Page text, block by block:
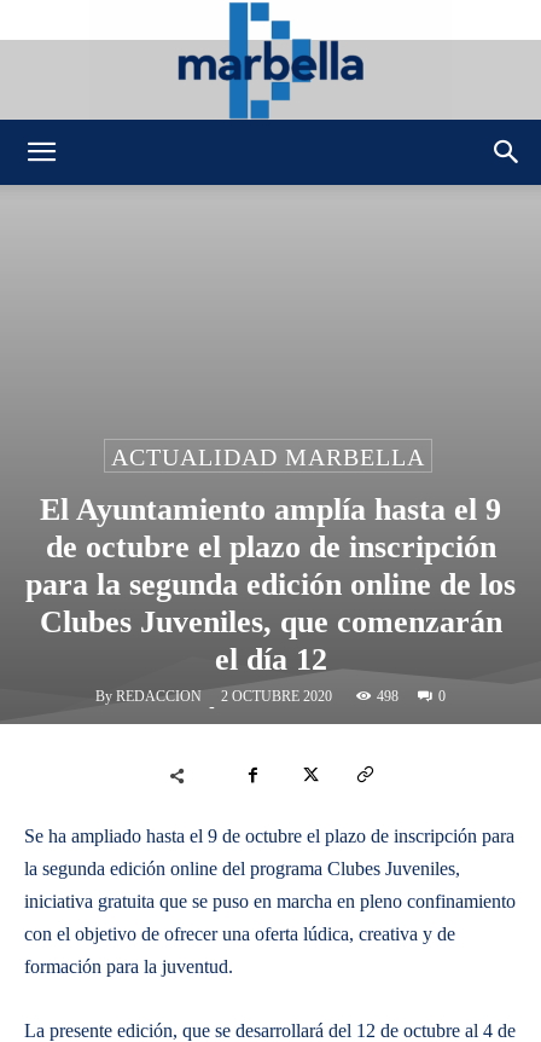
ACTUALIDAD MARBELLA
El Ayuntamiento amplía hasta el 9
de octubre el plazo de inscripción
para la segunda edición online de los
Clubes Juveniles, que comenzarán
el día 12
By REDACCION - 2 OCTUBRE 2020 498 0
Se ha ampliado hasta el 9 de octubre el plazo de inscripción para
la segunda edición online del programa Clubes Juveniles,
iniciativa gratuita que se puso en marcha en pleno confinamiento
con el objetivo de ofrecer una oferta lúdica, creativa y de
formación para la juventud.
La presente edición, que se desarrollará del 12 de octubre al 4 de